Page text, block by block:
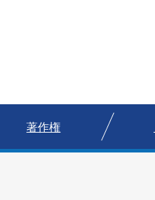
著作権